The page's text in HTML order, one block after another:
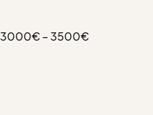
3000€ – 3500€